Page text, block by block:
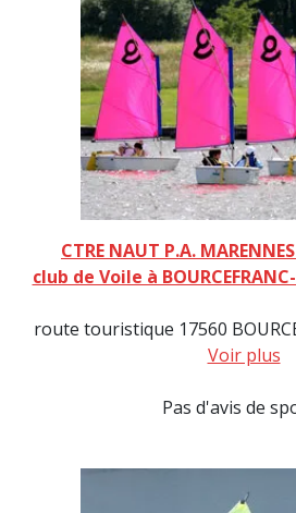
CTRE NAUT P.A.
club de Voile à
route touristique 17560
Voir plus
Pas d'avis de